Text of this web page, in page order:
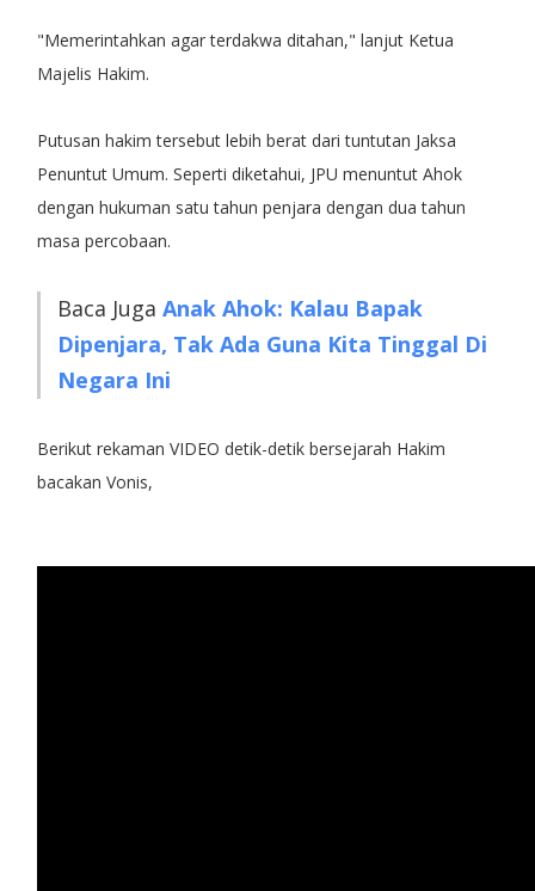
"Memerintahkan agar terdakwa ditahan," lanjut Ketua
Majelis Hakim.
Putusan hakim tersebut lebih berat dari tuntutan Jaksa
Penuntut Umum. Seperti diketahui, JPU menuntut Ahok
dengan hukuman satu tahun penjara dengan dua tahun
masa percobaan.
Baca Juga Anak Ahok: Kalau Bapak
Dipenjara, Tak Ada Guna Kita Tinggal Di
Negara Ini
Berikut rekaman VIDEO detik-detik bersejarah Hakim
bacakan Vonis,